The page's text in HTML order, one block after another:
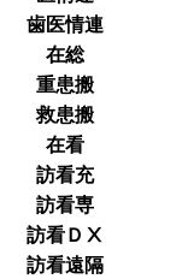
歯医情連
在総
重患搬
救患搬
在看
訪看充
訪看専
訪看ＤⅩ
訪看遠隔